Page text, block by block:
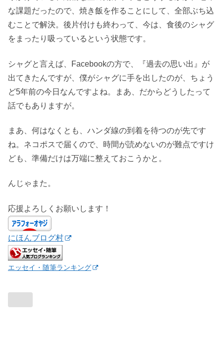
な課題だったので、焼き飯を作ることにして、全部ぶち込
むことで解決。後片付けも終わって、今は、食後のシャグ
をまったり吸っているという状態です。
シャグと言えば、Facebookの方で、『過去の思い出』が
出てきたんですが、僕がシャグに手を出したのが、ちょう
ど5年前の今日なんですよね。まあ、だからどうしたって
話でもありますが。
まあ、何はなくとも、ハンダ線の到着を待つのが先です
ね。ネコポスで届くので、時間が読めないのが難点ですけ
ども、準備だけは万端に整えておこうかと。
んじゃまた。
応援よろしくお願いします！
にほんブログ村
エッセイ・随筆ランキング